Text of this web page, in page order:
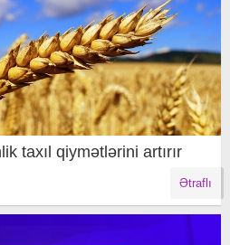
taxıl qiymətlərini artırır
Ətraflı